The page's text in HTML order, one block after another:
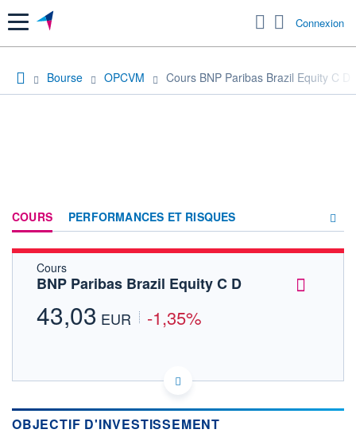
Menu Connexion
Bourse OPCVM Cours BNP Paribas Brazil Equity C D
COURS PERFORMANCES ET RISQUES
FORUM
Cours
BNP Paribas Brazil Equity C D
43,03 EUR -1,35%
Consulter le prospectus / DIC
OBJECTIF D'INVESTISSEMENT